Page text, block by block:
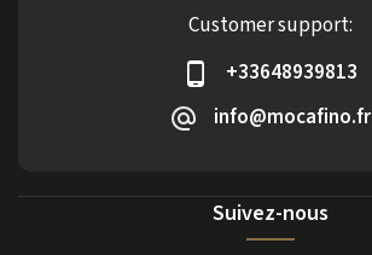
Customer support:
+33648939813
info@mocafino.fr
Suivez-nous